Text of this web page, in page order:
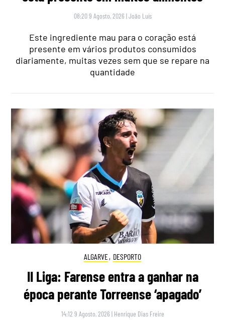
08:20 9 Agosto, 2026 |João Luís
Este ingrediente mau para o coração está
presente em vários produtos consumidos
diariamente, muitas vezes sem que se repare na
quantidade
ALGARVE, DESPORTO
II Liga: Farense entra a ganhar na
época perante Torreense ‘apagado’
14:12 9 Agosto, 2026 | Henrique Dias Freire